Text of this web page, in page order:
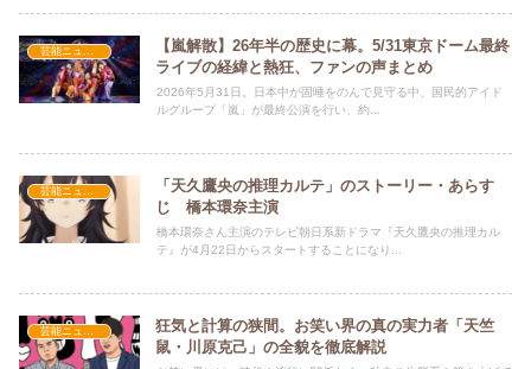
芸能ニュース
【嵐解散】26年半の歴史に幕。5/31東京ドーム最終
ライブの経緯と熱狂、ファンの声まとめ
2026年5月31日。日本中が固唾をのんで見守る中、国民的アイド
ルグループ「嵐」が最終公演を行い、約...
「天久鷹央の推理カルテ」のストーリー・あらす
じ 橋本環奈主演
橋本環奈さん主演のテレビ朝日系新ドラマ『天久鷹央の推理カル
テ』が4月22日からスタートすることになり...
狂気と計算の狭間。お笑い界の真の実力者「天竺
鼠・川原克己」の全貌を徹底解説